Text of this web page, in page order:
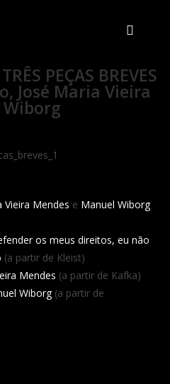
PEÇAS BREVES
José Maria Vieira
Vieira Mendes e Manuel Wiborg
os meus direitos, eu não
(a partir de Kleist)
Mendes (a partir de Kafka)
Wiborg(a partir de